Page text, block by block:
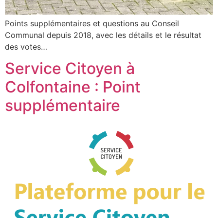
Points supplémentaires et questions au Conseil
Communal depuis 2018, avec les détails et le résultat
des votes…
Service Citoyen à
Colfontaine : Point
supplémentaire